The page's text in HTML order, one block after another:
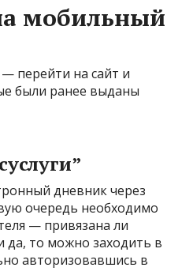
мобильный
перейти на сайт и
были ранее выданы
дневник через
очередь необходимо
— привязана ли
да, то можно заходить в
авторизовавшись в